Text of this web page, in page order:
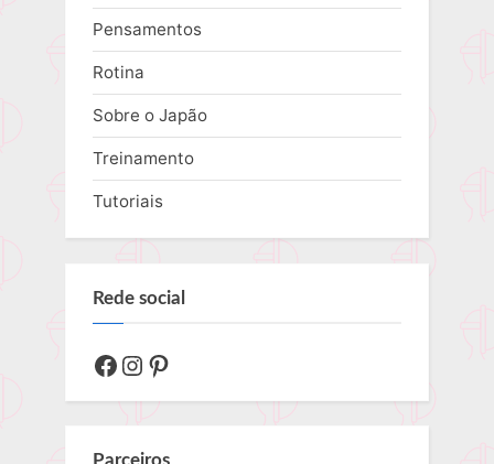
Pensamentos
Rotina
Sobre o Japão
Treinamento
Tutoriais
Rede social
Facebook
Instagram
Pinterest